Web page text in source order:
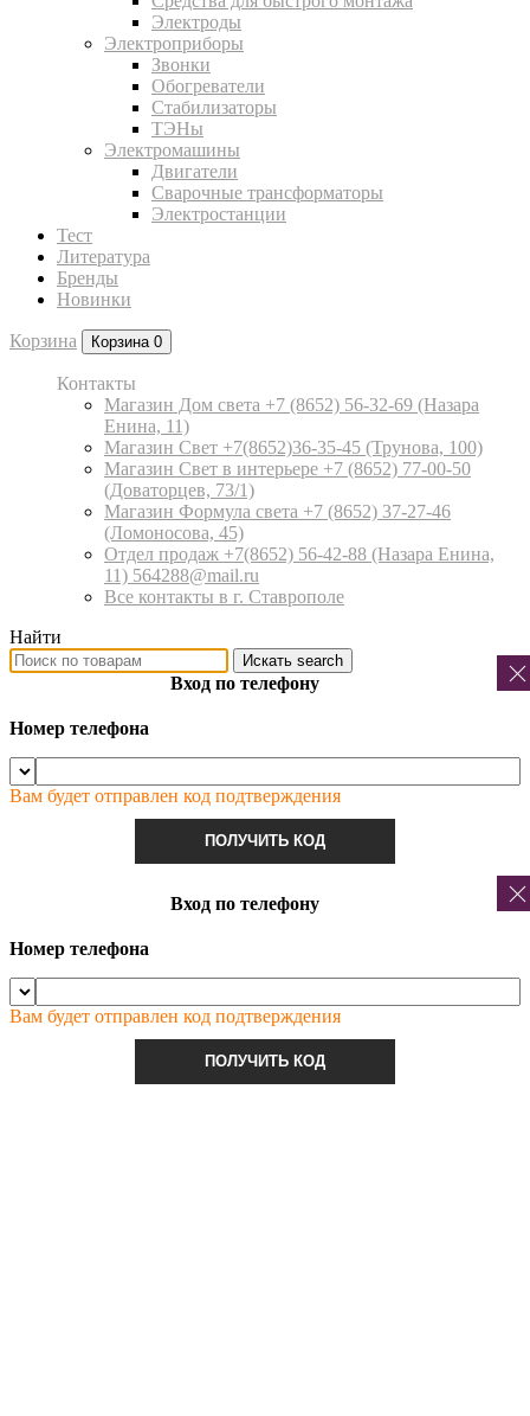
Электроды
Электроприборы
Звонки
Обогреватели
Стабилизаторы
ТЭНы
Электромашины
Двигатели
Сварочные трансформаторы
Электростанции
Тест
Литература
Бренды
Новинки
Корзина Корзина 0
Контакты
Магазин Дом света +7 (8652) 56-32-69 (Назара
Енина, 11)
Магазин Свет +7(8652)36-35-45 (Трунова, 100)
Магазин Свет в интерьере +7 (8652) 77-00-50
(Доваторцев, 73/1)
Магазин Формула света +7 (8652) 37-27-46
(Ломоносова, 45)
Отдел продаж +7(8652) 56-42-88 (Назара Енина,
11) 564288@mail.ru
Все контакты в г. Ставрополе
Найти
Искать search
Вход по телефону
Номер телефона
Вам будет отправлен код подтверждения
ПОЛУЧИТЬ КОД
Вход по телефону
Номер телефона
Вам будет отправлен код подтверждения
ПОЛУЧИТЬ КОД